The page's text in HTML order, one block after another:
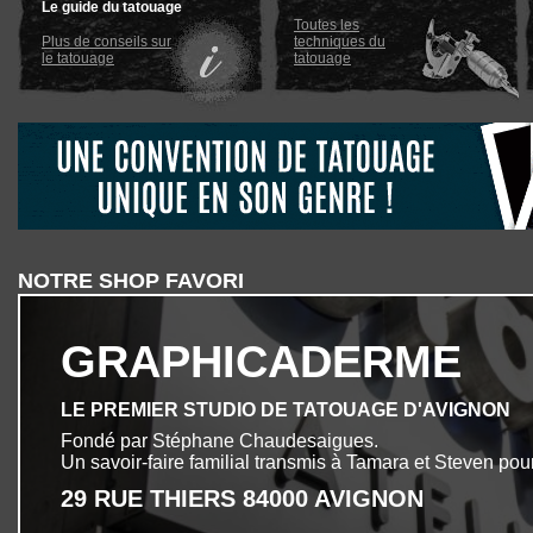
Le guide du tatouage
Plus de conseils sur
le tatouage
Toutes les
techniques du
tatouage
NOTRE SHOP FAVORI
GRAPHICADERME
LE PREMIER STUDIO DE TATOUAGE D'AVIGNON
Fondé par Stéphane Chaudesaigues.
Un savoir-faire familial transmis à Tamara et Steven
29 RUE THIERS 84000 AVIGNON